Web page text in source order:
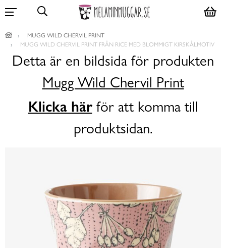
MUGG WILD CHERVIL PRINT
MUGG WILD CHERVIL PRINT FRÅN RICE MED BLOMMIGT KIRSKÅLMOTIV
Detta är en bildsida för produkten
Mugg Wild Chervil Print
Klicka härför att komma till
produktsidan.